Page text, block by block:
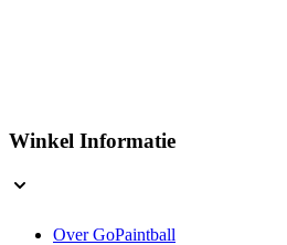
Winkel Informatie
Over GoPaintball